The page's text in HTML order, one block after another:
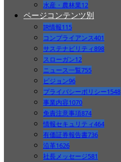
水産・農林業12
ページコンテンツ別
IR情報115
コンプライアンス401
サステナビリティ898
スローガン12
ニュース一覧755
ビジョン96
プライバシーポリシー1548
事業内容1070
免責注意事項874
情報セキュリティ464
有価証券報告書736
沿革1626
社長メッセージ581